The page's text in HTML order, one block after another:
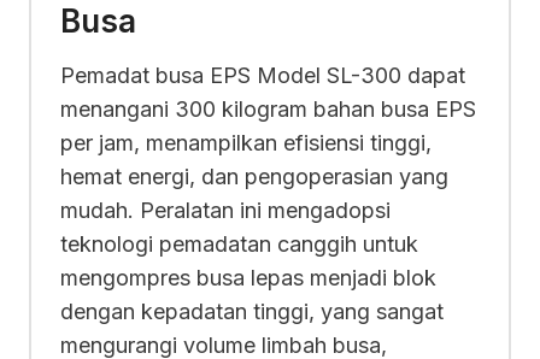
Busa
Pemadat busa EPS Model SL-300 dapat
menangani 300 kilogram bahan busa EPS
per jam, menampilkan efisiensi tinggi,
hemat energi, dan pengoperasian yang
mudah. Peralatan ini mengadopsi
teknologi pemadatan canggih untuk
mengompres busa lepas menjadi blok
dengan kepadatan tinggi, yang sangat
mengurangi volume limbah busa,